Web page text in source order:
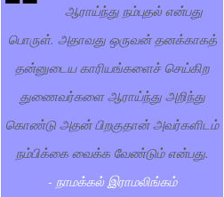
ஆராய்ந்து நம்புதல் என்பது
பொருள். அதாவது ஒருவன் தனக்காகத்
தன்னுடைய காரியங்களைச் செய்கிற
துணைவர்களை ஆராய்ந்து அறிந்து
கொண்டு அதன் பிறகுதான் அவர்களிடம்
நம்பிக்கை வைக்க வேண்டும் என்பது.
- நாமக்கல் இராமலிங்கம்